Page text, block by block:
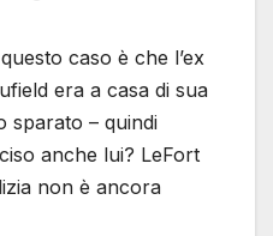
caso è che l’ex
era a casa di sua
sparato – quindi
anche lui? LeFort
non è ancora